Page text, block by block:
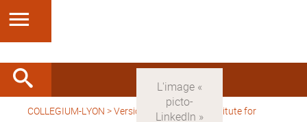
COLLEGIUM-LYON >Version anglaise
> An Institute for